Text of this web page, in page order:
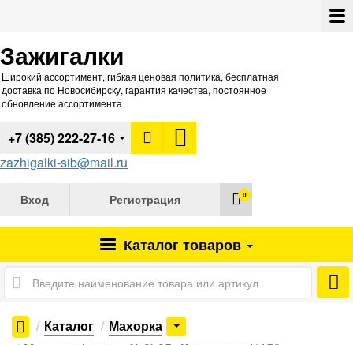
Зажигалки
Широкий ассортимент, гибкая ценовая политика, бесплатная
доставка по Новосибирску, гарантия качества, постоянное
обновление ассортимента
+7 (385) 222-27-16
zazhigalki-sib@mail.ru
Вход Регистрация 0
Каталог товаров
Каталог
Махорка